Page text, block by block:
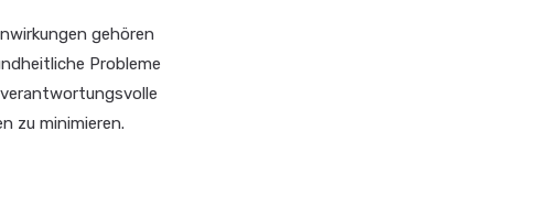
gehören
Probleme
zu minimieren.